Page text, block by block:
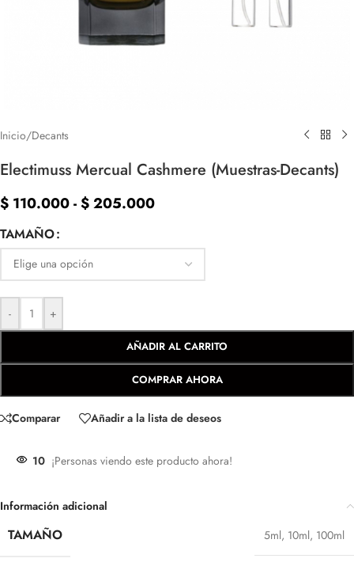
Inicio/Decants
Electimuss Mercual Cashmere (Muestras-Decants)
$ 110.000-$205.000
TAMAÑO
- +
AÑADIR AL CARRITO
COMPRAR AHORA
Comparar Añadir a la lista de deseos
10 ¡Personas viendo este producto ahora!
Información adicional
TAMAÑO 5ml, 10ml, 100ml